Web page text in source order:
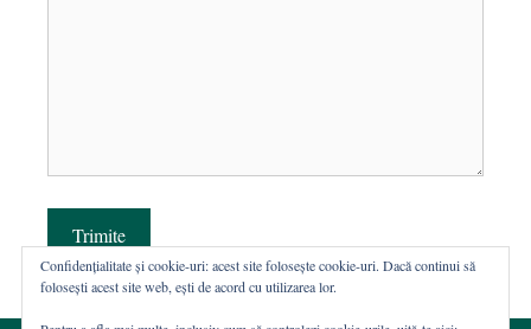
Trimite
Confidențialitate și cookie-uri: acest site folosește cookie-uri. Dacă continui să
folosești acest site web, ești de acord cu utilizarea lor.